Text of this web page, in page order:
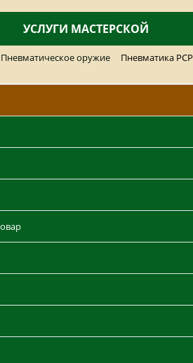
УСЛУГИ МАСТЕРСКОЙ
Пневматическое оружие Пневматика PCP